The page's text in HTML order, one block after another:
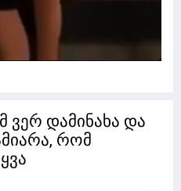
ვერ დამინახა და
რომ